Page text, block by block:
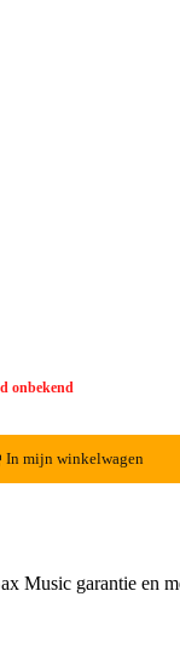
onbekend
In mijn winkelwagen
Music garantie en